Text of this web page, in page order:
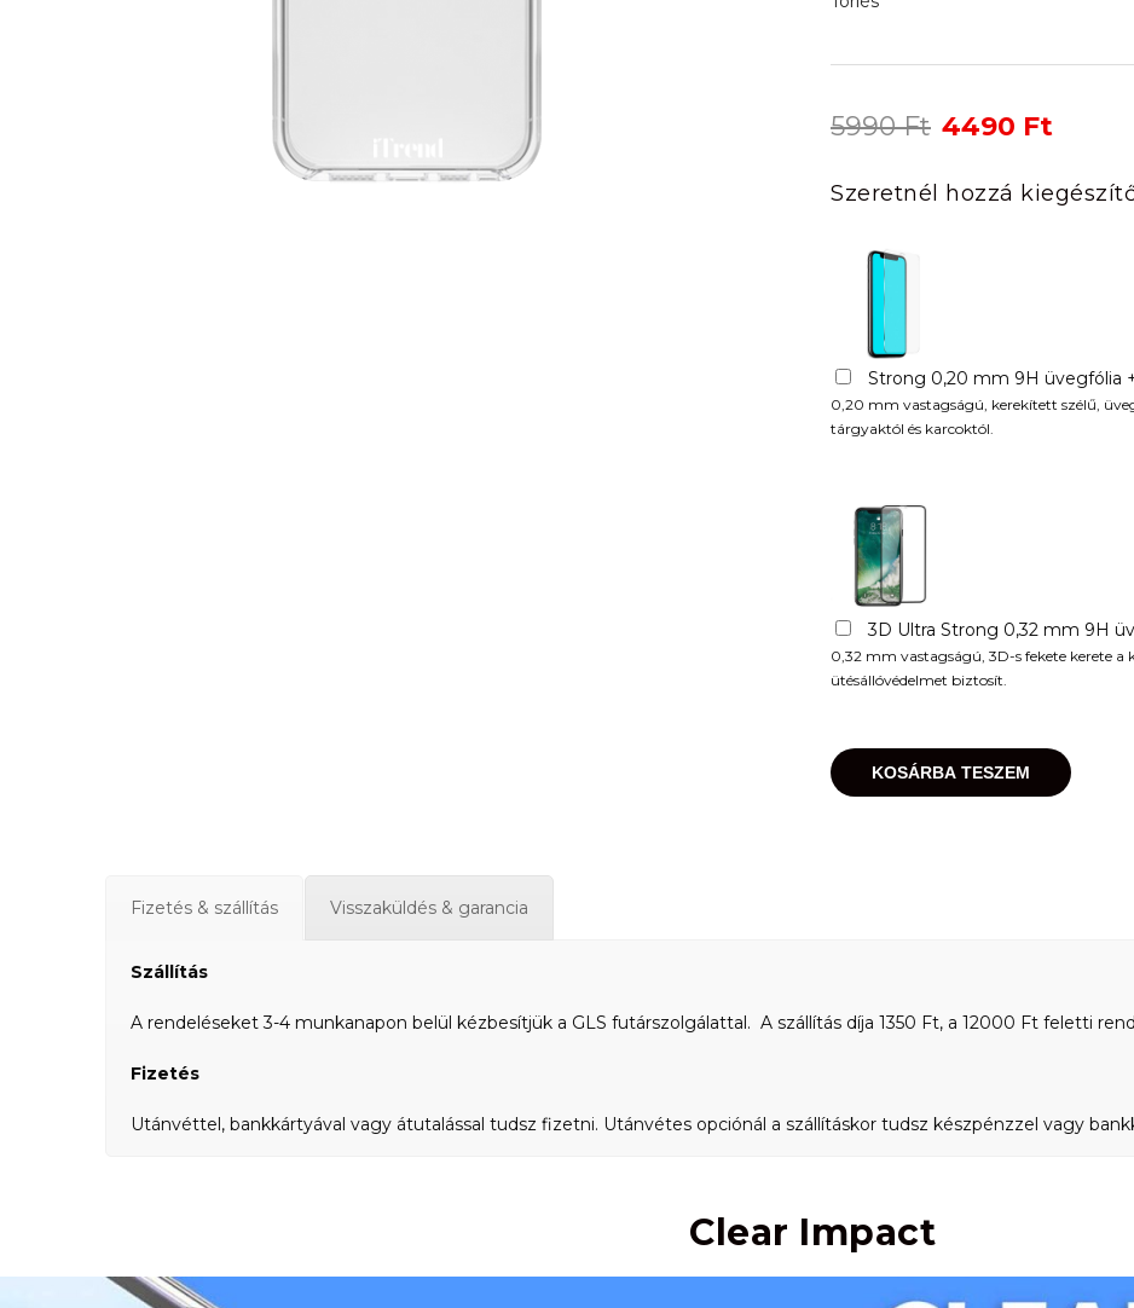
5990Ft Original
was:
5990 Ft.
4490 Ft
is:
4490
Szeretnél hozzá
Strong 0,20 mm 9H üvegfólia
0,20 mm vastagságú, kerekített szélű,
tárgyaktól és karcoktól.
3D Ultra Strong 0,32 mm 9H
0,32 mm vastagságú, 3D-s fekete kerete a
ütésállóvédelmet biztosít.
KOSÁRBA TESZEM
Fizetés & szállítás Visszaküldés & garancia
Szállítás
A rendeléseket 3-4 munkanapon belül kézbesítjük a GLS futárszolgálattal. A szállítás díja 1350 Ft, a 12000 Ft feletti
Fizetés
Utánvéttel, bankkártyával vagy átutalással tudsz fizetni. Utánvétes opciónál a szállításkor tudsz készpénzzel vagy
Clear Impact